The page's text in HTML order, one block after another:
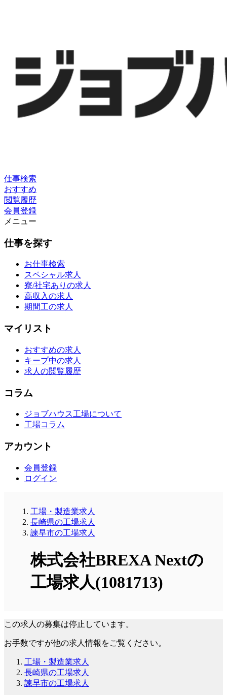
仕事検索
おすすめ
閲覧履歴
会員登録
メニュー
仕事を探す
お仕事検索
スペシャル求人
寮/社宅ありの求人
高収入の求人
期間工の求人
マイリスト
おすすめの求人
キープ中の求人
求人の閲覧履歴
コラム
ジョブハウス工場について
工場コラム
アカウント
会員登録
ログイン
工場・製造業求人
長崎県の工場求人
諫早市の工場求人
株式会社BREXA Nextの
工場求人(1081713)
この求人の募集は停止しています。
お手数ですが他の求人情報をご覧ください。
工場・製造業求人
長崎県の工場求人
諫早市の工場求人